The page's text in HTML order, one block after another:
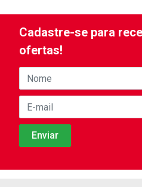
Cadastre-se para
ofertas!